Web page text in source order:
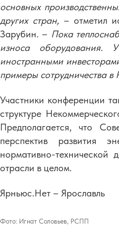
основных
других стран, – отметил
Зарубин. – Пока
износа оборудования.
иностранными
примеры сотрудничества в
Участники конференции
структуре
Предполагается, что
перспектив развития
нормативно-технической
отрасли в целом.
Ярньюс.Нет – Ярославль
Фото: Игнат Соловьев, РСПП